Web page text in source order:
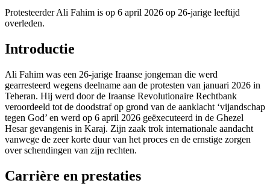
Protesteerder Ali Fahim is op 6 april 2026 op 26-jarige leeftijd
overleden.
Introductie
Ali Fahim was een 26-jarige Iraanse jongeman die werd
gearresteerd wegens deelname aan de protesten van januari 2026 in
Teheran. Hij werd door de Iraanse Revolutionaire Rechtbank
veroordeeld tot de doodstraf op grond van de aanklacht ‘vijandschap
tegen God’ en werd op 6 april 2026 geëxecuteerd in de Ghezel
Hesar gevangenis in Karaj. Zijn zaak trok internationale aandacht
vanwege de zeer korte duur van het proces en de ernstige zorgen
over schendingen van zijn rechten.
Carrière en prestaties